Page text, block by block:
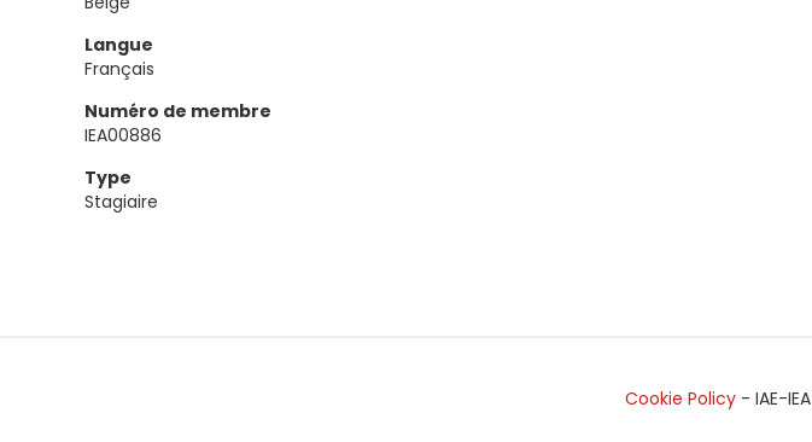
Langue
Français
Numéro de membre
IEA00886
Type
Stagiaire
Cookie Policy - IAE-IEA